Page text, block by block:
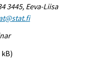
3445, Eeva-Liisa
kB)